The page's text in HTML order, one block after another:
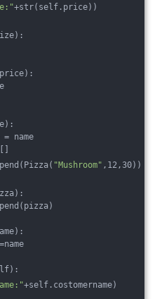
+str(self.price))
name
"Mushroom" ,12,30))
+self.costomername)